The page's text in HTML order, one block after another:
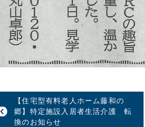
【住宅型有料老人ホーム藤和の
郷】特定施設入居者生活介護 転
換のお知らせ